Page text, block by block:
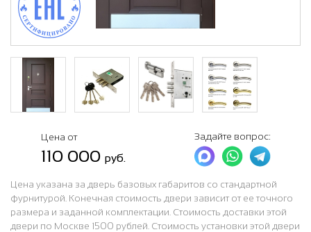
Цена от
110 000 руб.
Задайте вопрос:
Цена указана за дверь базовых габаритов со стандартной
фурнитурой. Конечная стоимость двери зависит от ее точного
размера и заданной комплектации. Стоимость доставки этой
двери по Москве 1500 рублей. Стоимость установки этой двери